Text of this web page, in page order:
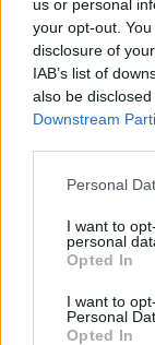
us or personal
your opt-out.
disclosure of
IAB’s list of
also be
Downstream
Please note that
not limited to
grant or deny
use your data
consent section.
Personal
I want to
personal
Opted In
I want to
Personal
Opted In
HÍRLEVÉL
Név
szabályzatot!